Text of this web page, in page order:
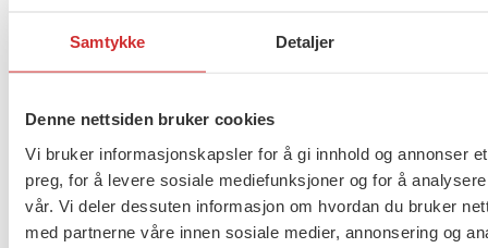
Samtykke Detaljer
Denne nettsiden bruker cookies
Vi bruker informasjonskapsler for å gi innhold og annonser
preg, for å levere sosiale mediefunksjoner og for å
vår. Vi deler dessuten informasjon om hvordan du bruker
med partnerne våre innen sosiale medier, annonsering og
katteforsikring:
Dekker veterinærutgifter inntil 20.000 kroner.
Erstatning hvis hunden eller katten dør.
Kan kjøpes for hunder og katter som er fra 5
uker til 7 år gamle.